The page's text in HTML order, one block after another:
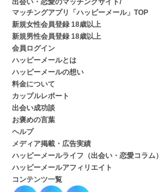
出会い・恋愛のマッチングサイト/
マッチングアプリ「ハッピーメール」TOP
新規女性会員登録 18歳以上
新規男性会員登録 18歳以上
会員ログイン
ハッピーメールとは
ハッピーメールの想い
料金について
カップルレポート
出会い成功談
お褒めの言葉
ヘルプ
メディア掲載・広告実績
ハッピーメールライフ（出会い・恋愛コラム）
ハッピーメールアフィリエイト
コンテンツ一覧